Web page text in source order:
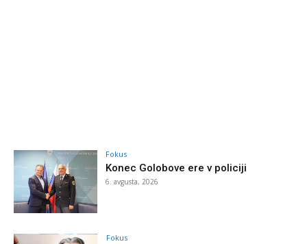
Fokus
Konec Golobove ere v policiji
6. avgusta, 2026
Fokus